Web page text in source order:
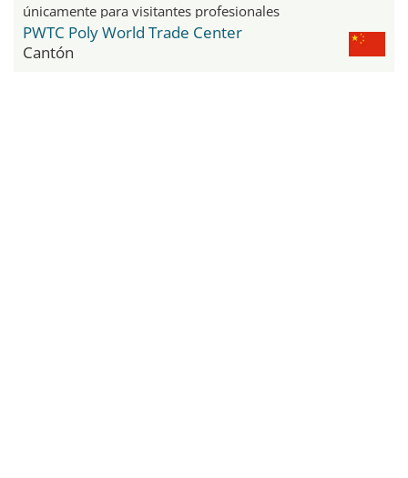
únicamente para visitantes profesionales
PWTC Poly World Trade Center
Cantón